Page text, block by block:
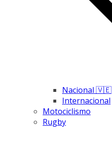
Nacional 🇻🇪
Internacional
Motociclismo
Rugby